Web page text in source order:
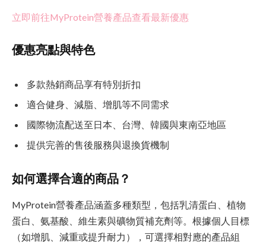
立即前往MyProtein營養產品查看最新優惠
優惠亮點與特色
多款熱銷商品享有特別折扣
適合健身、減脂、增肌等不同需求
國際物流配送至日本、台灣、韓國與東南亞地區
提供完善的售後服務與退換貨機制
如何選擇合適的商品？
MyProtein營養產品涵蓋多種類型，包括乳清蛋白、植物
蛋白、氨基酸、維生素與礦物質補充劑等。根據個人目標
（如增肌、減重或提升耐力），可選擇相對應的產品組